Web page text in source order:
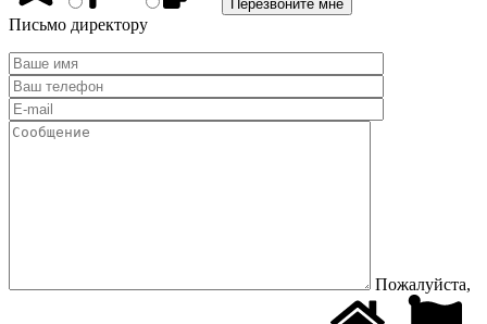
Письмо директору
Пожалуйста,